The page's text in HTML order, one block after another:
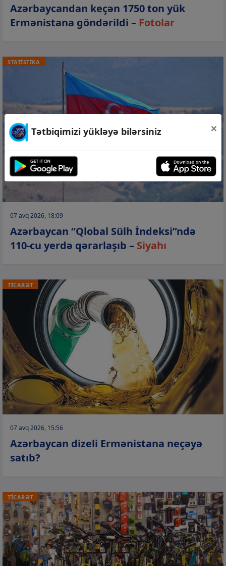
Azərbaycandan keçən 1750 ton yük
Ermənistana göndərildi – Fotolar
STATİSTİKA
07 avq 2026, 18:09
Azərbaycan “Qlobal Sülh İndeksi”ndə
110-cu yerdə qərarlaşıb – Siyahı
TİCARƏT
07 avq 2026, 15:56
Azərbaycan dizeli Ermənistana neçəyə
satıb?
TİCARƏT
Tətbiqimizi yükləyə bilərsiniz ×